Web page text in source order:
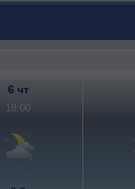
6 чт
18:00